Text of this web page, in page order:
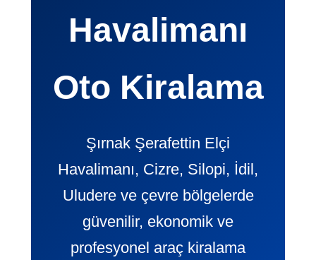
Havalimanı
Oto Kiralama
Şırnak Şerafettin Elçi
Havalimanı, Cizre, Silopi, İdil,
Uludere ve çevre bölgelerde
güvenilir, ekonomik ve
profesyonel araç kiralama